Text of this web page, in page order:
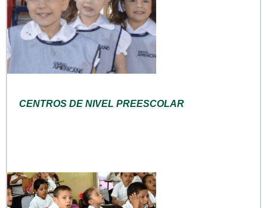
CENTROS DE NIVEL PREESCOLAR